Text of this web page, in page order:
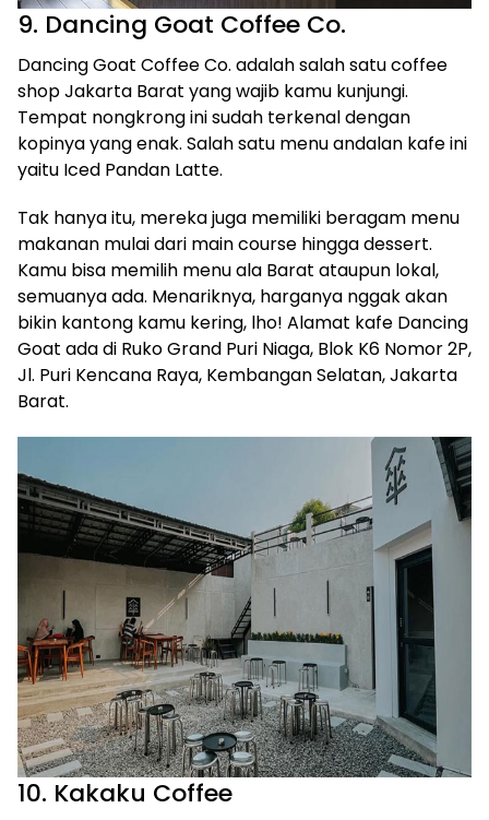
9. Dancing Goat Coffee Co.
Dancing Goat Coffee Co. adalah salah satu coffee
shop Jakarta Barat yang wajib kamu kunjungi.
Tempat nongkrong ini sudah terkenal dengan
kopinya yang enak. Salah satu menu andalan kafe ini
yaitu Iced Pandan Latte.
Tak hanya itu, mereka juga memiliki beragam menu
makanan mulai dari main course hingga dessert.
Kamu bisa memilih menu ala Barat ataupun lokal,
semuanya ada. Menariknya, harganya nggak akan
bikin kantong kamu kering, lho! Alamat kafe Dancing
Goat ada di Ruko Grand Puri Niaga, Blok K6 Nomor 2P,
Jl. Puri Kencana Raya, Kembangan Selatan, Jakarta
Barat.
10. Kakaku Coffee